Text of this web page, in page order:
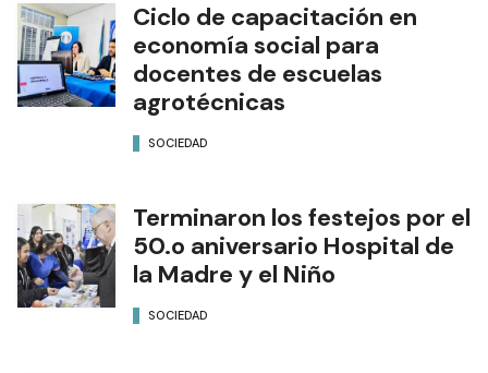
Ciclo de capacitación en
economía social para
docentes de escuelas
agrotécnicas
SOCIEDAD
Terminaron los festejos por el
50.o aniversario Hospital de
la Madre y el Niño
SOCIEDAD